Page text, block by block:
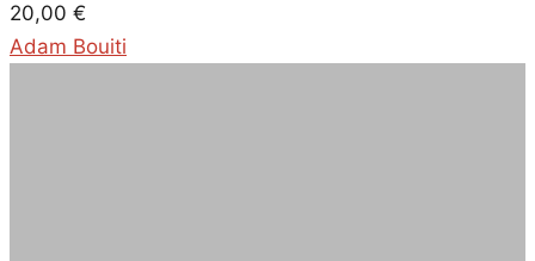
20,00 €
Adam Bouiti